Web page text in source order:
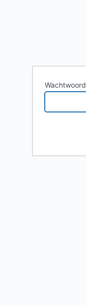
Wachtwoord